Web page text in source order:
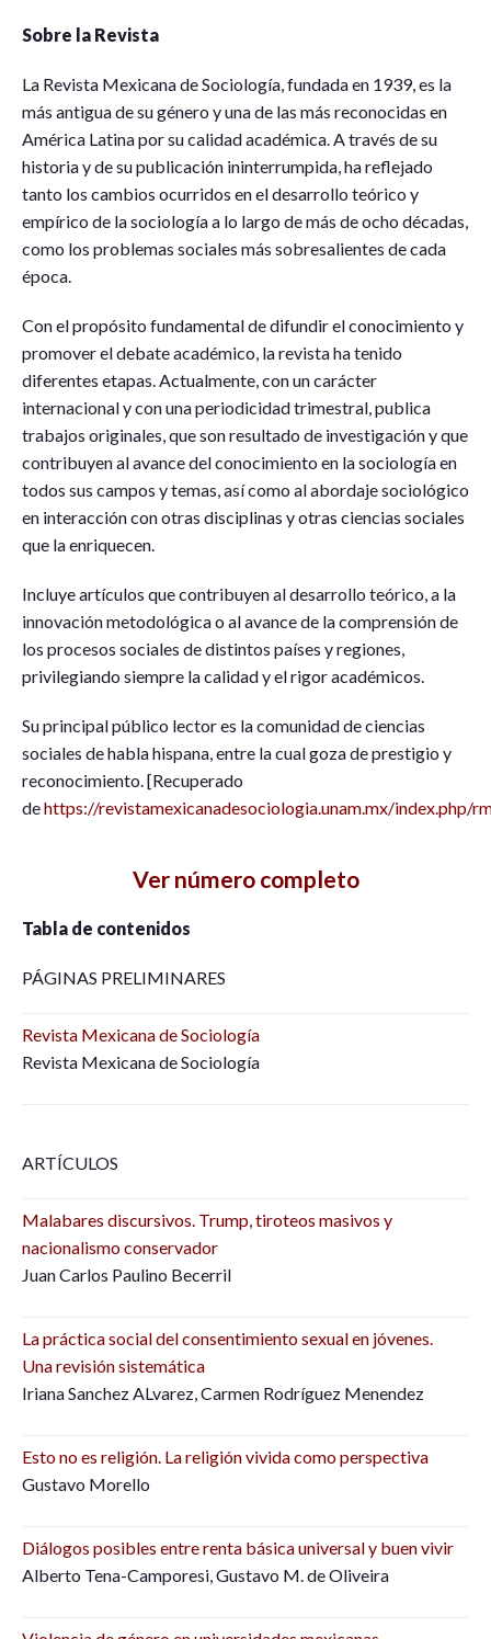
Sobre la Revista
L a Revista Mexicana de Sociología, fundada en 1939, es la
más antigua de su género y una de las más reconocidas en
América Latina por su calidad académica. A través de su
historia y de su publicación ininterrumpida, ha reflejado
tanto los cambios ocurridos en el desarrollo teórico y
empírico de la sociología a lo largo de más de ocho décadas,
como los problemas sociales más sobresalientes de cada
época.
Con el propósito fundamental de difundir el conocimiento y
promover el debate académico, la revista ha tenido
diferentes etapas. Actualmente, con un carácter
internacional y con una periodicidad trimestral, publica
trabajos originales, que son resultado de investigación y que
contribuyen al avance del conocimiento en la sociología en
todos sus campos y temas, así como al abordaje sociológico
en interacción con otras disciplinas y otras ciencias sociales
que la enriquecen.
Incluye artículos que contribuyen al desarrollo teórico, a la
innovación metodológica o al avance de la comprensión de
los procesos sociales de distintos países y regiones,
privilegiando siempre la calidad y el rigor académicos.
Su principal público lector es la comunidad de ciencias
sociales de habla hispana, entre la cual goza de prestigio y
reconocimiento. [Recuperado
dehttps://revistamexicanadesociologia.unam.mx/index.php/
Ver número completo
Tabla de contenidos
PÁGINAS PRELIMINARES
Revista Mexicana de Sociología
Revista Mexicana de Sociología
ARTÍCULOS
Malabares discursivos. Trump, tiroteos masivos y
nacionalismo conservador
Juan Carlos Paulino Becerril
La práctica social del consentimiento sexual en jóvenes.
Una revisión sistemática
Iriana Sanchez ALvarez, Carmen Rodríguez Menendez
Esto no es religión. La religión vivida como perspectiva
Gustavo Morello
Diálogos posibles entre renta básica universal y buen vivir
Alberto Tena-Camporesi, Gustavo M. de Oliveira